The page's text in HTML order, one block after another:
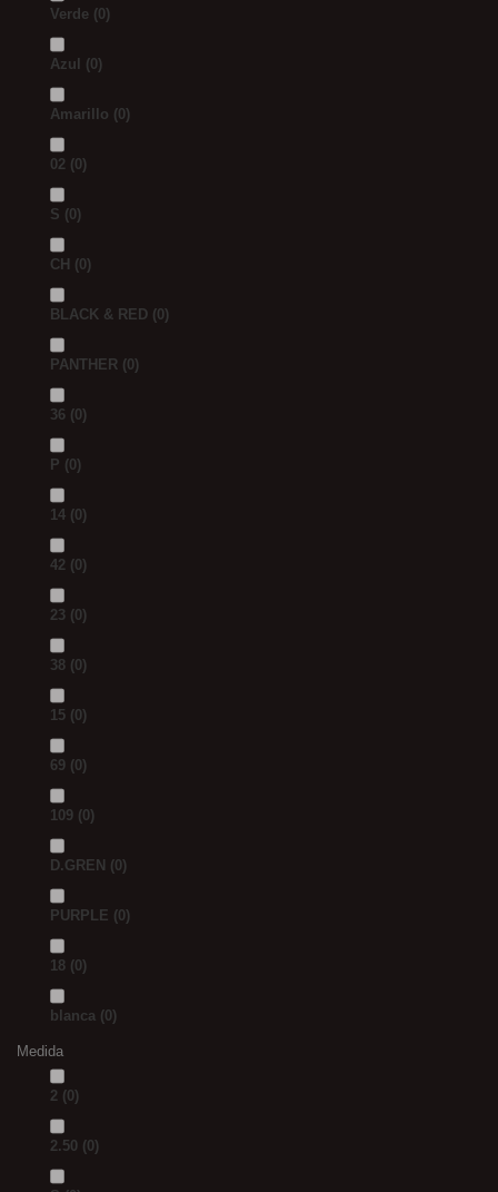
Verde (0)
Azul (0)
Amarillo (0)
02 (0)
S (0)
CH (0)
BLACK & RED (0)
PANTHER (0)
36 (0)
P (0)
14 (0)
42 (0)
23 (0)
38 (0)
15 (0)
69 (0)
109 (0)
D.GREN (0)
PURPLE (0)
18 (0)
blanca (0)
Medida
2 (0)
2.50 (0)